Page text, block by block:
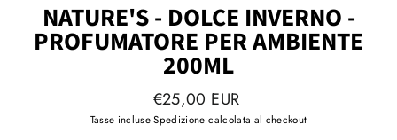
NATURE'S - DOLCE INVERNO -
PROFUMATORE PER AMBIENTE
200ML
Prezzo
regolare
€25,00 EUR
Tasse incluseSpedizione calcolata al checkout